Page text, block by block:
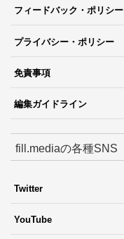
フィードバック・ポリシー
プライバシー・ポリシー
免責事項
編集ガイドライン
fill.mediaの各種SNS
Twitter
YouTube